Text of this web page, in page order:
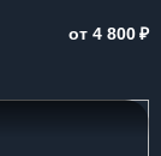
от 4 800₽